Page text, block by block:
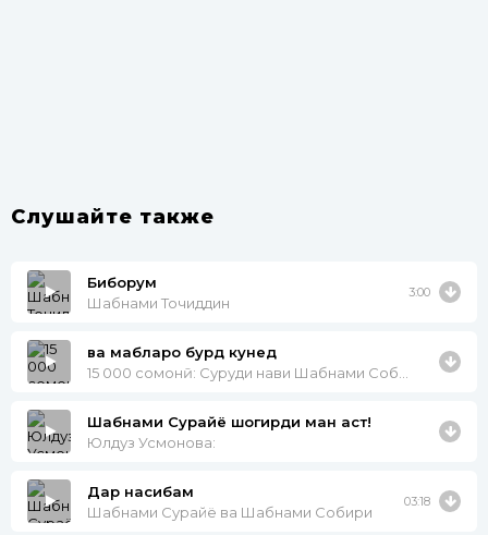
Слушайте также
Биборум
Шабнами Точиддин
3:00
ва маблағро бурд кунед
Шабнами Сурайё шогирди ман аст!
Юлдуз Усмонова:
Дар насибам
Шабнами Сурайё ва Шабнами Собири
03:18